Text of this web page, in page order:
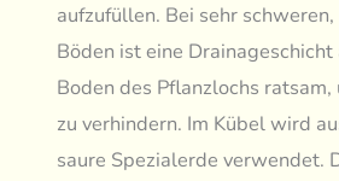
aufzufüllen. Bei sehr
Böden ist eine Drainageschicht
Boden des Pflanzlochs ratsam,
zu verhindern. Im Kübel wird
saure Spezialerde verwendet.